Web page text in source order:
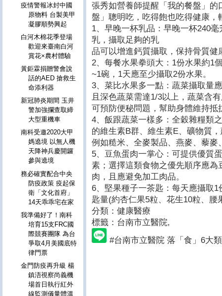
張秀如營養師提醒「我的餐盤」
盤」聰明吃，吃得飽也吃得健康，
1、早晚一杯乳品：早晚一杯240
乳，攝取足夠的乳
品可以增進鈣質攝取，保持骨質健
2、每餐水果拳頭大：1份水果約1
~1碗，1天應至少攝取2份水果。
3、菜比水果多一點：蔬菜攝取量
且深色蔬菜需達1/3以上，蔬菜含
可預防便秘問題，幫助身體維持抵
4、飯跟蔬菜一樣多：全穀雜糧類
的維生素B群、維生素E、礦物質
例如糙米、全麥製品、燕麥、藜麥
5、豆魚蛋肉一掌心：可提供優質
素；選擇這類食物之優先順序應
肉，且應避免加工肉品。
6、堅果種子一茶匙：每天應攝取
匙量(約杏仁果5粒、花生10粒、腰
分類：健康醫療
標籤：台南市立醫院,
#台南市立醫院 落「食」6大
疫情警報冰封中國
原物料 台製美甲
凝膠順勢興起
白河木棉花季登場
歡迎來臺南白河
賞花×農村體驗
黃鉅霖捐贈警會說
話的AED 搶救生
命添利器
新冠肺炎期間 玉井
警加強攔查取締
大型重機車
南科受邀2020大甲
媽遶境 以無人機
天降神兵慶開鑼
參與遶境
務必確實配合中央
防疫政策 疫起保
衛「文化首府」
14天乖乖宅在家
我準備好了！南科
培育15支FRC國
際競賽團隊 為台
爭取4月美國底特
律門票
金門防疫再升級 楊
鎮浯視察尚義機
場首日執行紅外
線監測儀量體溫